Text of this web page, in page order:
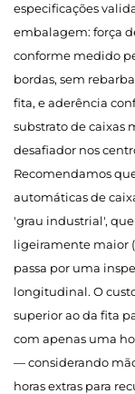
especificações
embalagem: força
conforme medido
bordas, sem
fita, e aderência
substrato de caixas
desafiador nos
Recomendamos
automáticas de
'grau industrial',
ligeiramente maior
passa por uma
longitudinal. O
superior ao da fita
com apenas uma
— considerando
horas extras para